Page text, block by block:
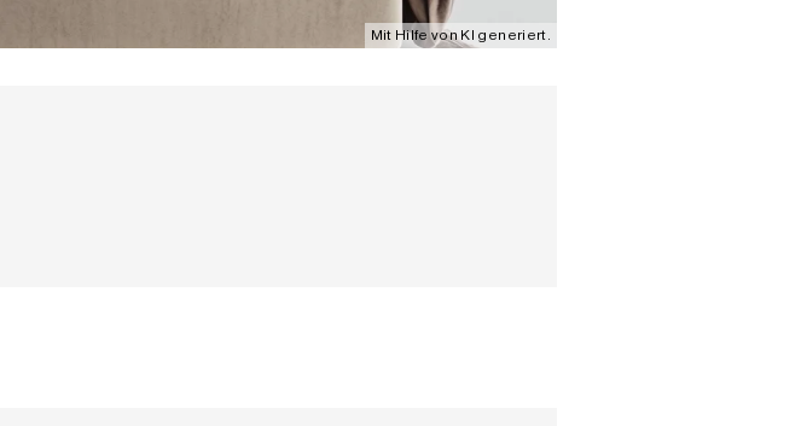
Mit Hilfe von KI generiert.